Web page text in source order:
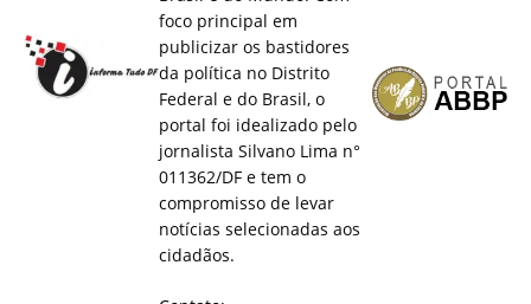
foco principal em
publicizar os bastidores
da política no Distrito
Federal e do Brasil, o
portal foi idealizado pelo
jornalista Silvano Lima n°
011362/DF e tem o
compromisso de levar
notícias selecionadas aos
cidadãos.